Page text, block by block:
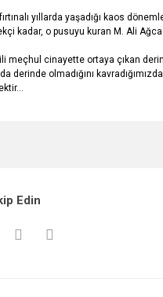
yıllarda yaşadığı kaos
kadar, o pusuyu kuran M. Ali
meçhul cinayette ortaya çıkan
derinde olmadığını
bilgiler bulunuyor.
Edin